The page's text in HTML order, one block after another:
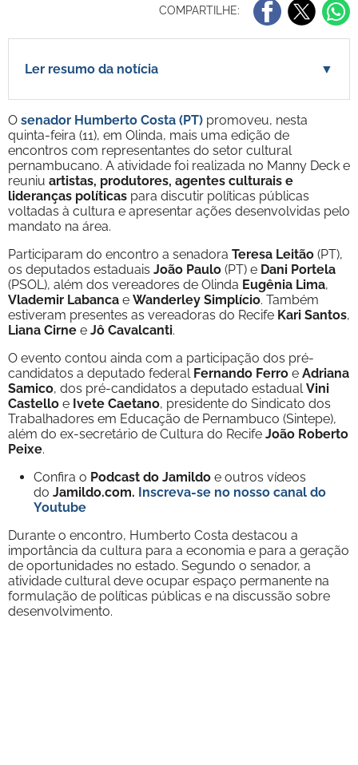
COMPARTILHE:
Ler resumo da notícia ▼
O senador Humberto Costa (PT) promoveu, nesta
quinta-feira (11), em Olinda, mais uma edição de
encontros com representantes do setor cultural
pernambucano. A atividade foi realizada no Manny Deck e
reuniu artistas, produtores, agentes culturais e
lideranças políticas para discutir políticas públicas
voltadas à cultura e apresentar ações desenvolvidas pelo
mandato na área.
Participaram do encontro a senadora Teresa Leitão (PT),
os deputados estaduais João Paulo (PT) e Dani Portela
(PSOL), além dos vereadores de Olinda Eugênia Lima,
Vlademir Labanca e Wanderley Simplício. Também
estiveram presentes as vereadoras do Recife Kari Santos,
Liana Cirne e Jô Cavalcanti.
O evento contou ainda com a participação dos pré-
candidatos a deputado federal Fernando Ferro e Adriana
Samico, dos pré-candidatos a deputado estadual Vini
Castello e Ivete Caetano, presidente do Sindicato dos
Trabalhadores em Educação de Pernambuco (Sintepe),
além do ex-secretário de Cultura do Recife João Roberto
Peixe.
Confira o Podcast do Jamildo e outros vídeos
do Jamildo.com. Inscreva-se no nosso canal do
Youtube
Durante o encontro, Humberto Costa destacou a
importância da cultura para a economia e para a geração
de oportunidades no estado. Segundo o senador, a
atividade cultural deve ocupar espaço permanente na
formulação de políticas públicas e na discussão sobre
desenvolvimento.